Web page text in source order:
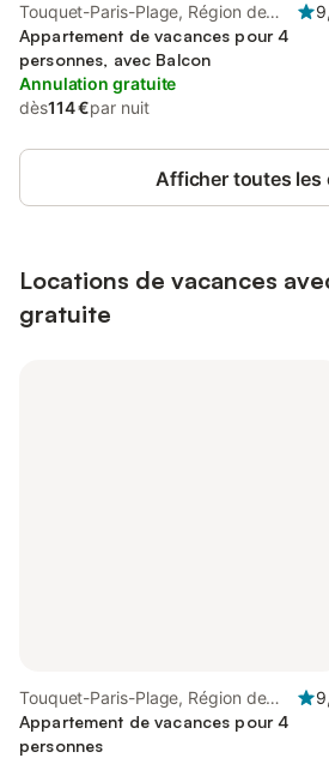
Touquet-Paris-Plage, Région de
Montreuil
Appartement de vacances pour 4
personnes, avec Balcon
Annulation gratuite
dès114 €par nuit
Afficher toutes les
Locations de vacances
gratuite
Touquet-Paris-Plage, Région de
Montreuil
Appartement de vacances pour 4
personnes